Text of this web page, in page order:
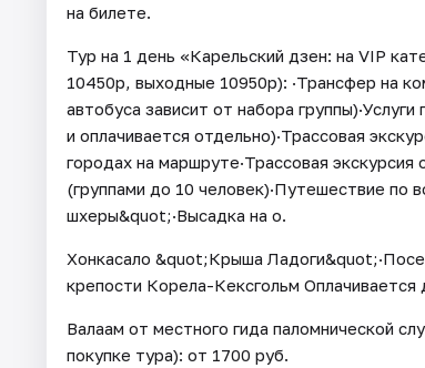
на билете.
Тур на 1 день «Карельский дзен: на VIP
10450р, выходные 10950р): ·Трансфер на
автобуса зависит от набора
и оплачивается отдельно)·Трассовая
городах на маршруте·Трассовая
(группами до 10 человек)·Путешествие
шхеры&quot;·Высадка на о.
Хонкасало &quot;Крыша
крепости Корела-Кексгольм Оплачивается
Валаам от местного гида паломнической
покупке тура): от 1700 руб.